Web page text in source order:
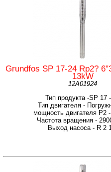
Grundfos SP 17-24 Rp2?
13kW
12A01924
Тип продукта -SP 17
Тип двигателя -
мощность двигателя Р2
Частота вращения -
Выход насоса - R 2